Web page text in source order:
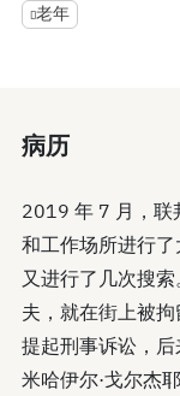
老年
病历
2019 年 7 月，联
和工作场所进行
又进行了几次搜
夫，就在街上被
提起刑事诉讼，后
米哈伊尔·戈尔杰